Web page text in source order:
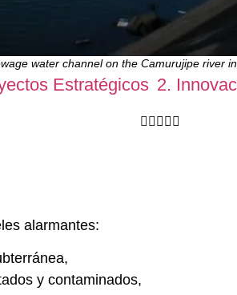
water channel on the Camurujipe river
Estratégicos 2.
alarmantes:
y contaminados,